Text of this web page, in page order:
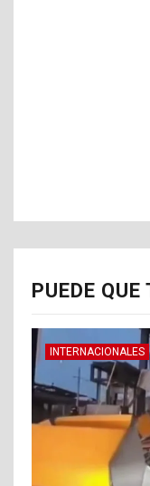
PUEDE
INTERNACIONALES